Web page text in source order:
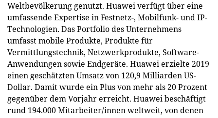
Weltbevölkerung genutzt. Huawei verfügt über eine
umfassende Expertise in Festnetz-, Mobilfunk- und IP-
Technologien. Das Portfolio des Unternehmens
umfasst mobile Produkte, Produkte für
Vermittlungstechnik, Netzwerkprodukte, Software-
Anwendungen sowie Endgeräte. Huawei erzielte 2019
einen geschätzten Umsatz von 120,9 Milliarden US-
Dollar. Damit wurde ein Plus von mehr als 20 Prozent
gegenüber dem Vorjahr erreicht. Huawei beschäftigt
rund 194.000 Mitarbeiter/innen weltweit, von denen